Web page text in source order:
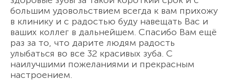
большим удовольствием всегда к вам прихожу
в клинику и с радостью буду навещать Вас и
ваших коллег в дальнейшем. Спасибо Вам ещё
раз за то, что дарите людям радость
улыбаться во все 32 красивых зуба. С
наилучшими пожеланиями и прекрасным
настроением.